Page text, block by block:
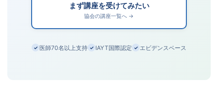
まず講座を受けてみたい
協会の講座一覧へ →
✓ 医師70名以上支持 ✓ IAYT国際認定 ✓ エビデンスベース